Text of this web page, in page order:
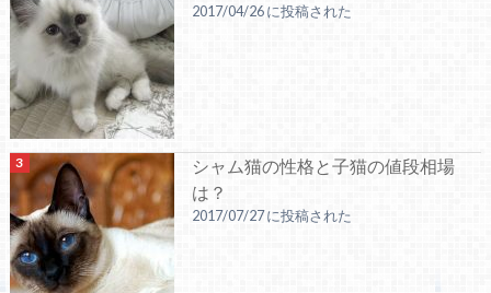
2017/04/26 に投稿された
シャム猫の性格と子猫の値段相場
は？
2017/07/27 に投稿された